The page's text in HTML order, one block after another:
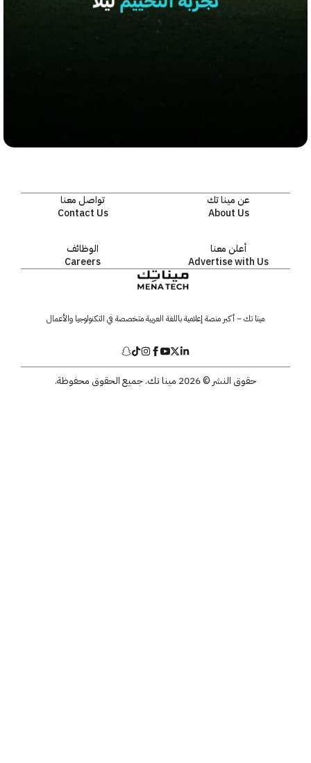
عن مينا تك
About Us
تواصل معنا
Contact Us
أعلن معنا
Advertise with Us
الوظائف
Careers
مينا تك – أكبر منصة إعلامية باللغة العربية متخصصة في التكنولوجيا والأعمال
حقوق النشر © 2026 مينا تك. جميع الحقوق محفوظة.